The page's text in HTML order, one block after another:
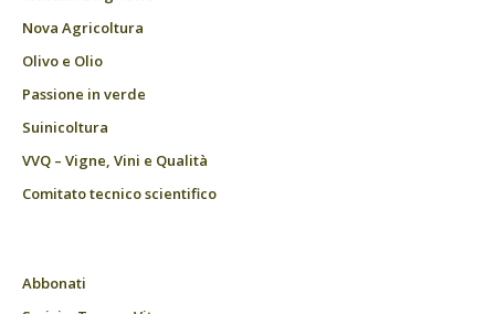
Nova Agricoltura
Olivo e Olio
Passione in verde
Suinicoltura
VVQ – Vigne, Vini e Qualità
Comitato tecnico scientifico
Abbonati